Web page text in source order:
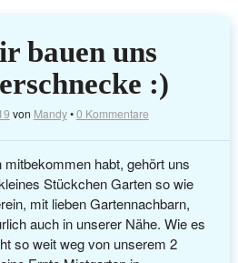
bauen uns
:)
von Mandy•0 Kommentare
habt, gehört uns
Stückchen Garten so wie
mit lieben Gartennachbarn,
auch in unserer Nähe. Wie es
so weit weg von unserem 2